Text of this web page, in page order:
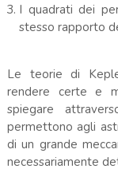
I quadrati dei
stesso rapporto
Le teorie di
rendere certe e
spiegare
permettono agli
di un grande
necessariamente